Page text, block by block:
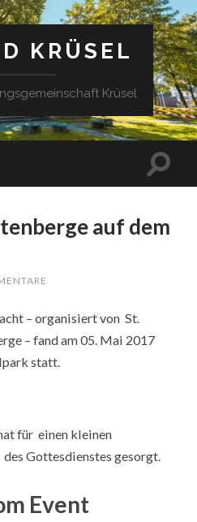
KRÜSEL
Krüsel
auf dem
– organisiert von St.
– fand am 05. Mai 2017
statt.
für einen kleinen
Gottesdienstes gesorgt.
Event